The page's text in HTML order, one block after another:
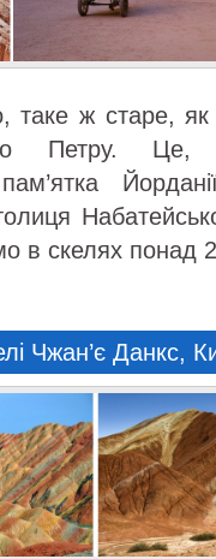
таке ж старе,
Петру. Це,
в скелях понад 2
Чжан’є Данкс,